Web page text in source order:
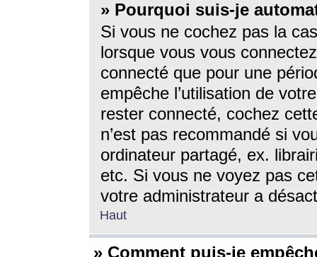
» Pourquoi suis-je
Si vous ne cochez pas la
lorsque vous vous
connecté que pour une
empêche l’utilisation de
rester connecté, cochez
n’est pas recommandé si
ordinateur partagé, ex.
etc. Si vous ne voyez pas
votre administrateur a
Haut
» Comment puis-je